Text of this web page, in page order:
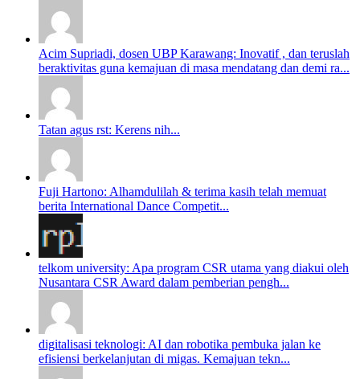
Acim Supriadi, dosen UBP Karawang: Inovatif , dan teruslah
beraktivitas guna kemajuan di masa mendatang dan demi ra...
Tatan agus rst: Kerens nih...
Fuji Hartono: Alhamdulilah & terima kasih telah memuat
berita International Dance Competit...
telkom university: Apa program CSR utama yang diakui oleh
Nusantara CSR Award dalam pemberian pengh...
digitalisasi teknologi: AI dan robotika pembuka jalan ke
efisiensi berkelanjutan di migas. Kemajuan tekn...